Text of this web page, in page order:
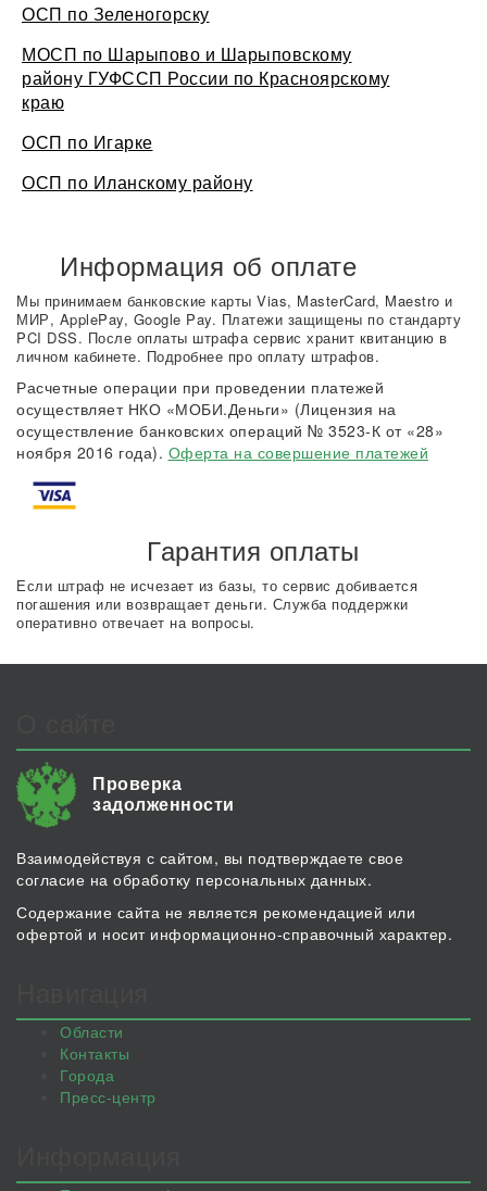
ОСП по Зеленогорску
МОСП по Шарыпово и Шарыповскому
району ГУФССП России по Красноярскому
краю
ОСП по Игарке
ОСП по Иланскому району
Информация об оплате
Мы принимаем банковские карты Vias, MasterCard, Maestro и
МИР, ApplePay, Google Pay. Платежи защищены по стандарту
PCI DSS. После оплаты штрафа сервис хранит квитанцию в
личном кабинете. Подробнее про оплату штрафов.
Расчетные операции при проведении платежей
осуществляет НКО «МОБИ.Деньги» (Лицензия на
осуществление банковских операций № 3523-К от «28»
ноября 2016 года). Оферта на совершение платежей
Гарантия оплаты
Если штраф не исчезает из базы, то сервис добивается
погашения или возвращает деньги. Служба поддержки
оперативно отвечает на вопросы.
Проверка
задолженности
Взаимодействуя с сайтом, вы подтверждаете свое
согласие на обработку персональных данных.
Содержание сайта не является рекомендацией или
офертой и носит информационно-справочный характер.
Области
Контакты
Города
Пресс-центр